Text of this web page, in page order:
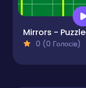
Mirrors - Puzzle
0 (0 Голосів)